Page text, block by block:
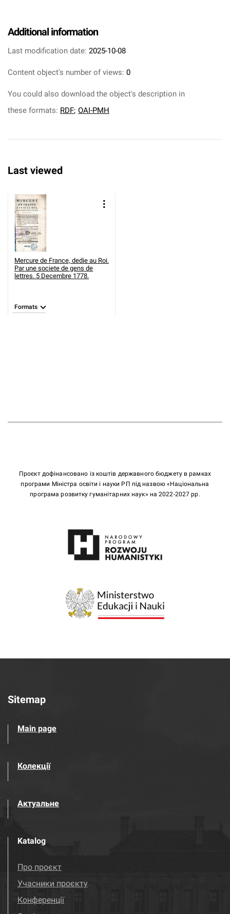
Additional information
Last modification date: 2025-10-08
Content object's number of views: 0
You could also download the object's description in
these formats: RDF; OAI-PMH
Last viewed
Mercure de France, dedie au Roi.
Par une societe de gens de
lettres. 5 Decembre 1778.
Formats
Проєкт дофінансовано із коштів державного бюджету в рамках
програми Міністра освіти і науки РП під назвою «Національна
програма розвитку гуманітарних наук» на 2022-2027 рр.
Sitemap
Main page
Колекції
Актуальне
Katalog
Про проєкт
Учасники проєкту
Конференції